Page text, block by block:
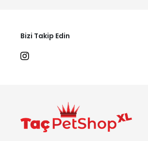
Bizi Takip Edin